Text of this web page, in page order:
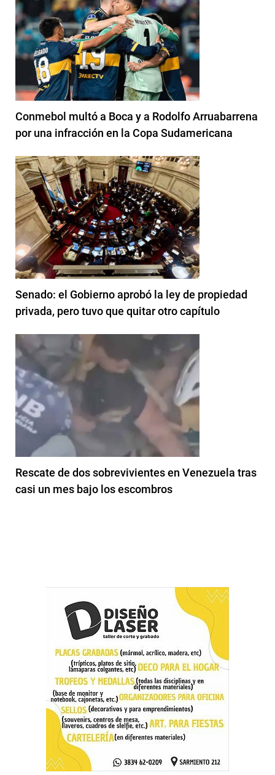
Conmebol multó a Boca y a Rodolfo Arruabarrena
por una infracción en la Copa Sudamericana
Senado: el Gobierno aprobó la ley de propiedad
privada, pero tuvo que quitar otro capítulo
Rescate de dos sobrevivientes en Venezuela tras
casi un mes bajo los escombros